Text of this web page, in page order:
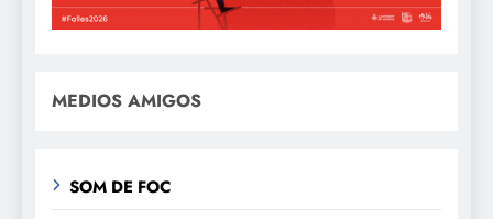
MEDIOS AMIGOS
SOM DE FOC